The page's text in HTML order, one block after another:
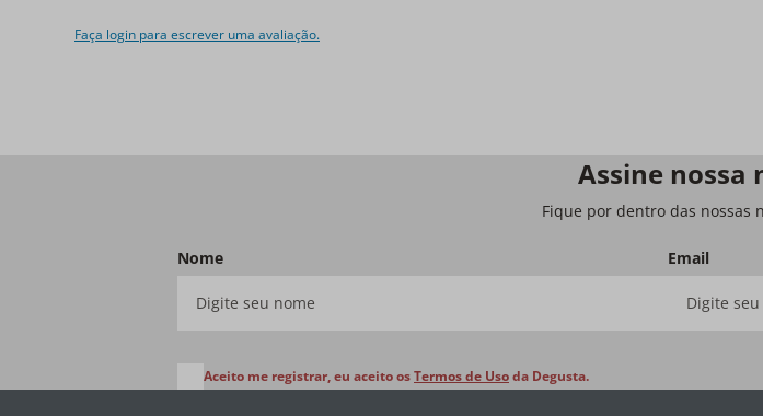
Faça login para escrever uma avaliação.
Assine nossa
Fique por dentro das nossas
Nome Email
Aceito me registrar, eu aceito osTermos de Usoda Degusta.